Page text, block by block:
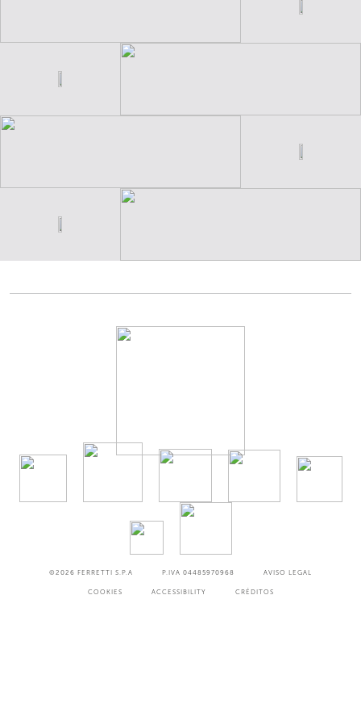
©2026 FERRETTI S.P.A P.IVA 04485970968 AVISO LEGAL
COOKIES ACCESSIBILITY CRÉDITOS